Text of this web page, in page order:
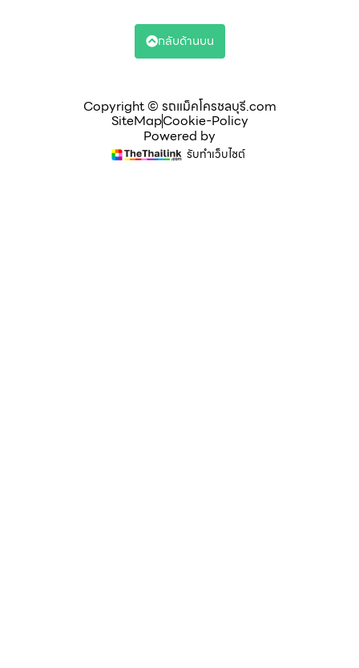
Copyright © รถแม็คโครชลบุรี.com
SiteMapCookie-Policy
Powered by
รับทำเว็บไซต์
กลับด้านบน